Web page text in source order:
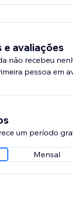
e avaliações
não recebeu
pessoa em
um período
Mensal